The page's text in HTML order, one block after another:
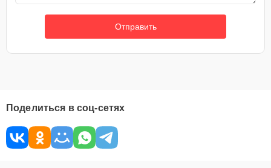
Отправить
Поделиться в соц-сетях